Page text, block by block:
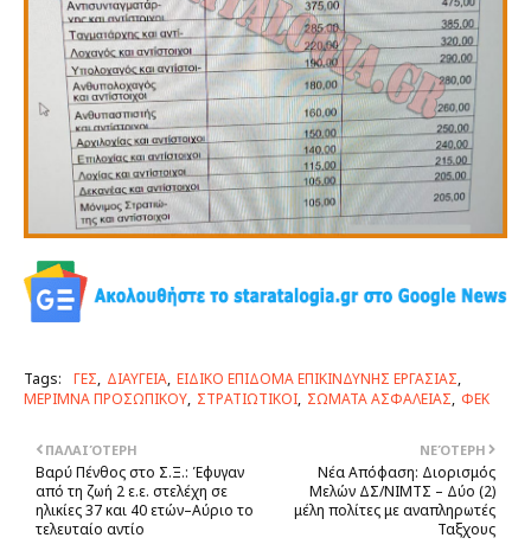
Tags: ΓΕΣ ΔΙΑΥΓΕΙΑ ΕΙΔΙΚΟ ΕΠΙΔΟΜΑ ΕΠΙΚΙΝΔΥΝΗΣ ΕΡΓΑΣΙΑΣ
ΜΕΡΙΜΝΑ ΠΡΟΣΩΠΙΚΟΥ ΣΤΡΑΤΙΩΤΙΚΟΙ ΣΩΜΑΤΑ ΑΣΦΑΛΕΙΑΣ ΦΕΚ
ΝΕΌΤΕΡΗ
Νέα Απόφαση: Διορισμός
Μελών ΔΣ/NIMTΣ – Δύο (2)
μέλη πολίτες με αναπληρωτές
Ταξχους
ΠΑΛΑΙΌΤΕΡΗ
Βαρύ Πένθος στo Σ.Ξ.: Έφυγαν
από τη ζωή 2 ε.ε. στελέχη σε
ηλικίες 37 και 40 ετών–Αύριο το
τελευταίο αντίο